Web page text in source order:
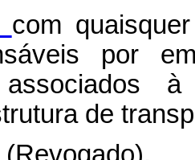
com
por
de